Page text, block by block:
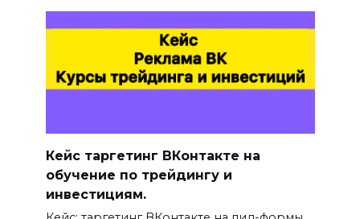
Кейс таргетинг ВКонтакте на
обучение по трейдингу и
инвестициям.